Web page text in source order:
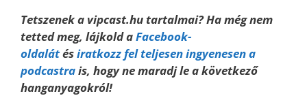
Tetszenek a vipcast.hu tartalmai? Ha még nem
tetted meg, lájkold aFacebook-
oldalátésiratkozz fel teljesen ingyenesen a
podcastrais, hogy ne maradj le a következő
hanganyagokról!